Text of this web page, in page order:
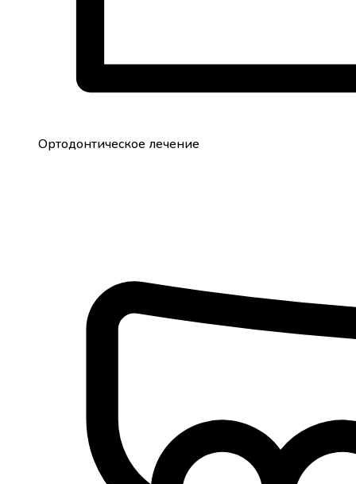
Ортодонтическое лечение